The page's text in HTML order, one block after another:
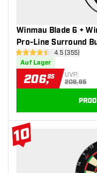
Winmau Blade 6 +
Pro-Line Surround
4.5 Bewertungssterne
4.5 (355)
Auf Lager
206,95 UVP:
208,95
10
#10 Top 10